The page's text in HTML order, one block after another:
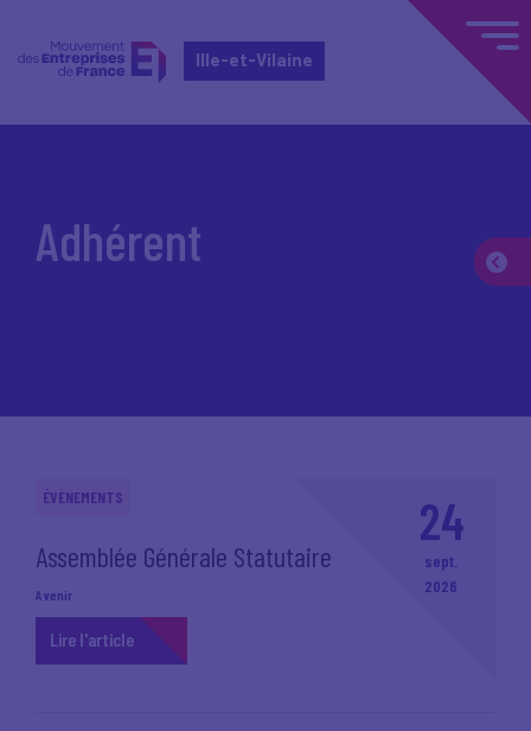
Ille-et-Vilaine
Adhérent
24
sept.
2026
ÉVÈNEMENTS
Assemblée Générale Statutaire
A venir
Lire l'article